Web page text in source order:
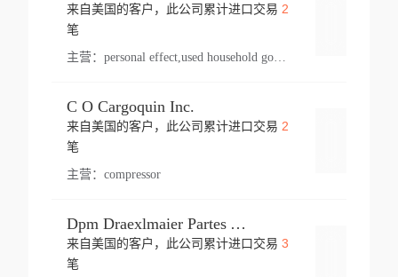
来自美国的客户，此公司累计进口交易 2
笔
主营： personal effect,used household goods
C O Cargoquin Inc.
来自美国的客户，此公司累计进口交易 2
笔
主营： compressor
Dpm Draexlmaier Partes Automotrices Corr Ind Huejotzingo
来自美国的客户，此公司累计进口交易 3
笔